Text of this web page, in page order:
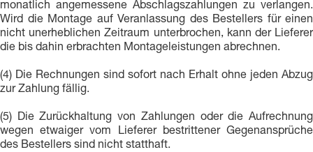
monatlich angemessene Abschlagszahlungen zu verlangen.
Wird die Montage auf Veranlassung des Bestellers für einen
nicht unerheblichen Zeitraum unterbrochen, kann der Lieferer
die bis dahin erbrachten Montageleistungen abrechnen.
(4) Die Rechnungen sind sofort nach Erhalt ohne jeden Abzug
zur Zahlung fällig.
(5) Die Zurückhaltung von Zahlungen oder die Aufrechnung
wegen etwaiger vom Lieferer bestrittener Gegenansprüche
des Bestellers sind nicht statthaft.